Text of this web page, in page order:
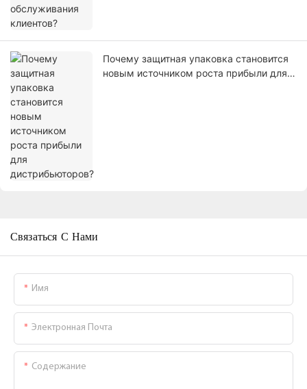
Почему защитная упаковка становится
новым источником роста прибыли для
Связаться С Нами
Имя
Электронная Почта
Содержание